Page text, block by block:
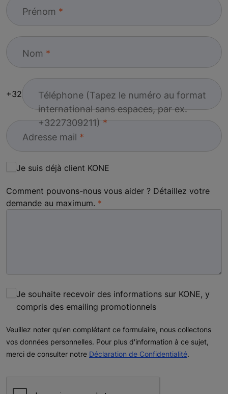
Prénom
Nom
Téléphone (Tapez le numéro au format
international sans espaces, par ex.
+3227309211)
+32
Adresse mail
Je suis déjà client KONE
Comment pouvons-nous vous aider ? Détaillez votre
demande au maximum.
Je souhaite recevoir des informations sur KONE, y
compris des emailing promotionnels
Veuillez noter qu'en complétant ce formulaire, nous collectons
vos données personnelles. Pour plus d'information à ce sujet,
merci de consulter notre Déclaration de Confidentialité.